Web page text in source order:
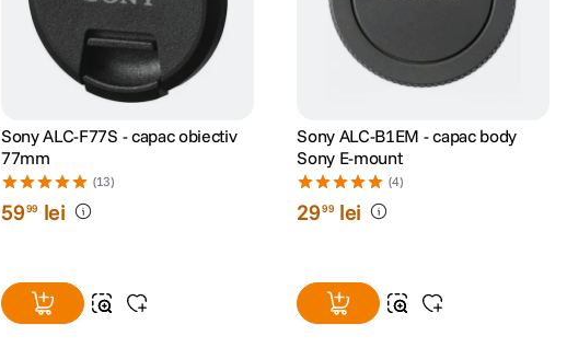
Sony ALC-F77S - capac obiectiv
77mm
(13)
5999 lei
Sony ALC-B1EM - capac body
Sony E-mount
(4)
2999 lei